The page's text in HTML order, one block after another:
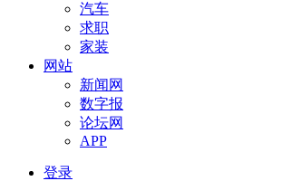
汽车
求职
家装
网站
新闻网
数字报
论坛网
APP
登录